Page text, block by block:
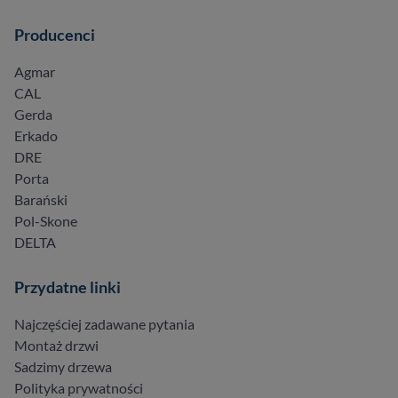
Producenci
Agmar
CAL
Gerda
Erkado
DRE
Porta
Barański
Pol-Skone
DELTA
Przydatne linki
Najczęściej zadawane pytania
Montaż drzwi
Sadzimy drzewa
Polityka prywatności